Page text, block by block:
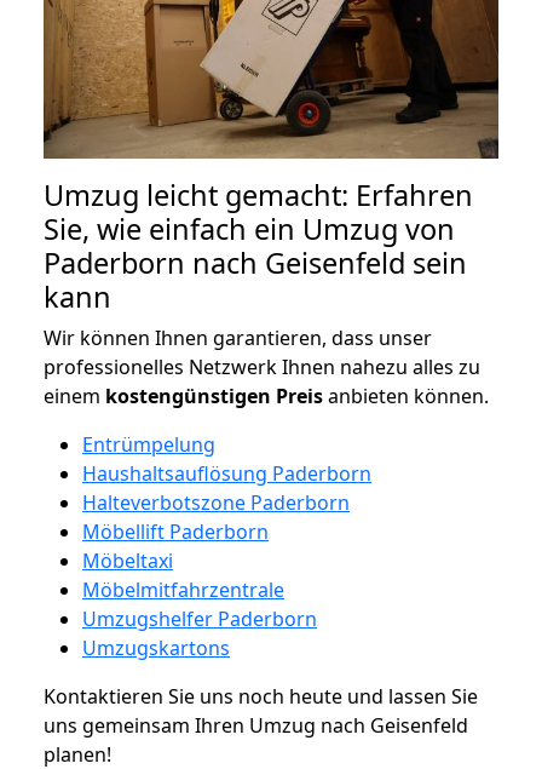
Umzug leicht gemacht: Erfahren
Sie, wie einfach ein Umzug von
Paderborn nach Geisenfeld sein
kann
Wir können Ihnen garantieren, dass unser
professionelles Netzwerk Ihnen nahezu alles zu
einem kostengünstigen Preisanbieten können.
Entrümpelung
Haushaltsauflösung Paderborn
Halteverbotszone Paderborn
Möbellift Paderborn
Möbeltaxi
Möbelmitfahrzentrale
Umzugshelfer Paderborn
Umzugskartons
Kontaktieren Sie uns noch heute und lassen Sie
uns gemeinsam Ihren Umzug nach Geisenfeld
planen!